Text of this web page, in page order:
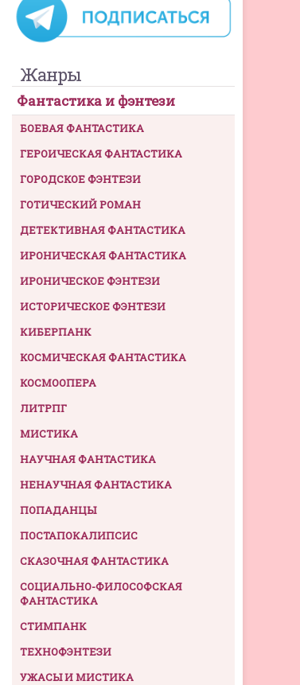
Жанры
Фантастика и фэнтези
БОЕВАЯ ФАНТАСТИКА
ГЕРОИЧЕСКАЯ ФАНТАСТИКА
ГОРОДСКОЕ ФЭНТЕЗИ
ГОТИЧЕСКИЙ РОМАН
ДЕТЕКТИВНАЯ ФАНТАСТИКА
ИРОНИЧЕСКАЯ ФАНТАСТИКА
ИРОНИЧЕСКОЕ ФЭНТЕЗИ
ИСТОРИЧЕСКОЕ ФЭНТЕЗИ
КИБЕРПАНК
КОСМИЧЕСКАЯ ФАНТАСТИКА
КОСМООПЕРА
ЛИТРПГ
МИСТИКА
НАУЧНАЯ ФАНТАСТИКА
НЕНАУЧНАЯ ФАНТАСТИКА
ПОПАДАНЦЫ
ПОСТАПОКАЛИПСИС
СКАЗОЧНАЯ ФАНТАСТИКА
СОЦИАЛЬНО-ФИЛОСОФСКАЯ
ФАНТАСТИКА
СТИМПАНК
ТЕХНОФЭНТЕЗИ
УЖАСЫ И МИСТИКА